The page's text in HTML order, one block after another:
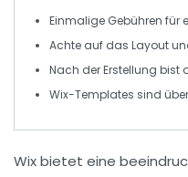
Einmalige Gebühren für
Achte auf das Layout
Nach der Erstellung bist
Wix-Templates sind
Wixbietet eine